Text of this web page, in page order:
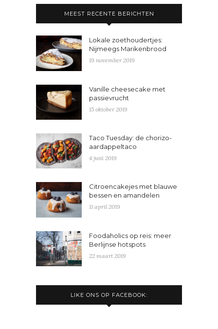
MEEST RECENTE BERICHTEN
Lokale zoethoudertjes:
Nijmeegs Marikenbrood
19 november 2019
Vanille cheesecake met
passievrucht
15 oktober 2019
Taco Tuesday: de chorizo-
aardappeltaco
4 juni 2019
Citroencakejes met blauwe
bessen en amandelen
11 april 2019
Foodaholics op reis: meer
Berlijnse hotspots
22 maart 2019
LIKE ONS OP FACEBOOK: